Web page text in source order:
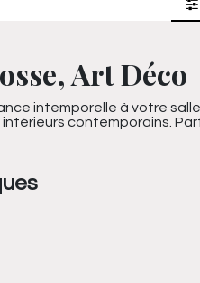
Art Déco
intemporelle à votre
contemporains.